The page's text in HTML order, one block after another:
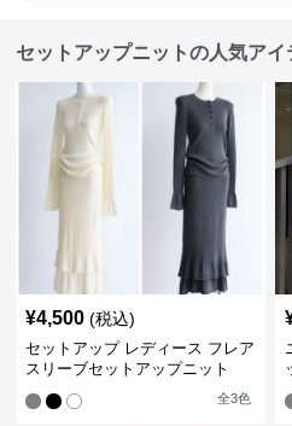
セットアップニットの人気アイ
¥4,500 (税込)
セットアップ レディース フレア
スリーブセットアップニット
全3色